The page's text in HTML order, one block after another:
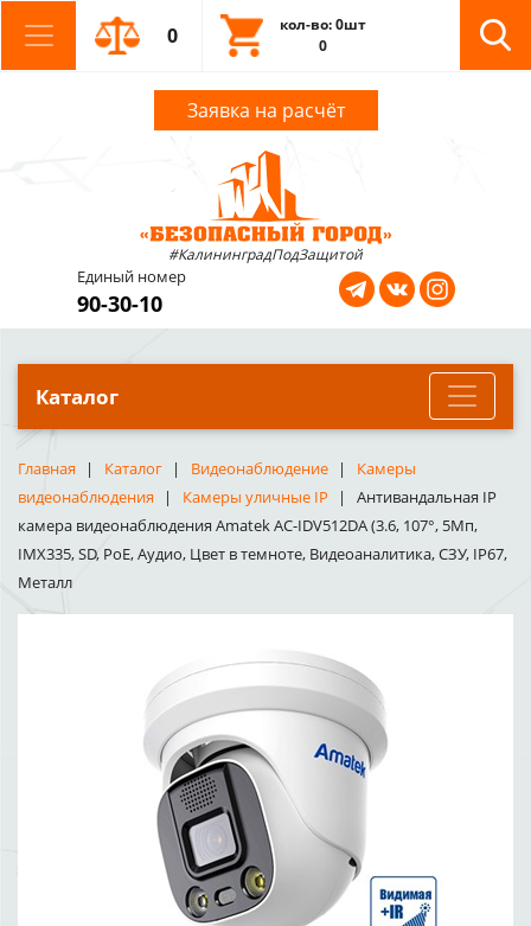
0
кол-во: 0шт
0
Заявка на расчёт
#КалининградПодЗащитой
Единый номер
90-30-10
Каталог
Главная Каталог Видеонаблюдение
Камеры
видеонаблюдения
Камеры уличные IP
Антивандальная IP
камера видеонаблюдения Amatek AC-IDV512DA (3.6, 107°, 5Мп,
IMX335, SD, PoE, Аудио, Цвет в темноте, Видеоаналитика, СЗУ, IP67,
Металл